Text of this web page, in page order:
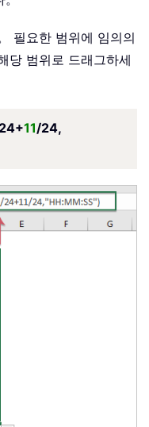
필요한 범위에 임의의
당 범위로 드래그하세
11/24,